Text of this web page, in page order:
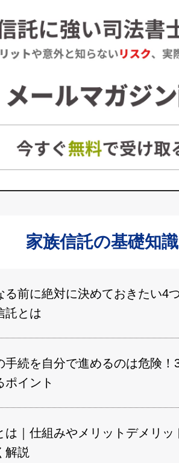
家族信託の基礎知識
る前に絶対に決めておきたい4
託とは
手続を自分で進めるのは危険！
ポイント
は｜仕組みやメリットデメリッ
解説